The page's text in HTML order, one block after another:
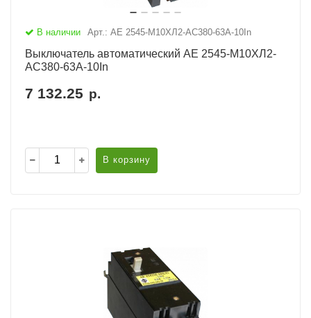
В наличии Арт.: АЕ 2545-М10ХЛ2-AC380-63А-10In
Выключатель автоматический АЕ 2545-М10ХЛ2-
AC380-63А-10In
7 132.25 р.
В корзину